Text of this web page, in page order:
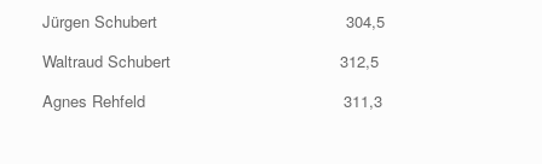
Jürgen Schubert 304,5
Waltraud Schubert 312,5
Agnes Rehfeld 311,3